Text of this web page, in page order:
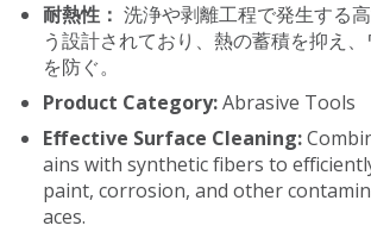
耐熱性： 洗浄や剥離工程で発生する
う設計されており、熱の蓄積を抑え
を防ぐ。
Product Category:Abrasive Tools
Effective Surface Cleaning:
ains with synthetic fibers to
paint, corrosion, and other
aces.